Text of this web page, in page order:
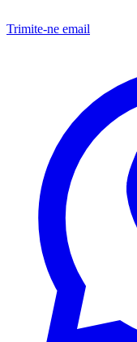
Trimite-ne email